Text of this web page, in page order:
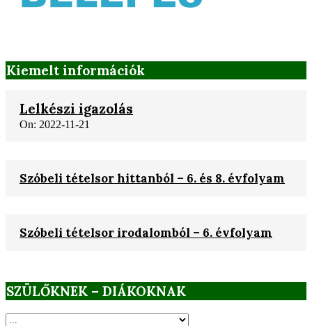
Kiemelt információk
Lelkészi igazolás
On: 2022-11-21
Szóbeli tételsor hittanból – 6. és 8. évfolyam
Szóbeli tételsor irodalomból – 6. évfolyam
SZÜLŐKNEK – DIÁKOKNAK